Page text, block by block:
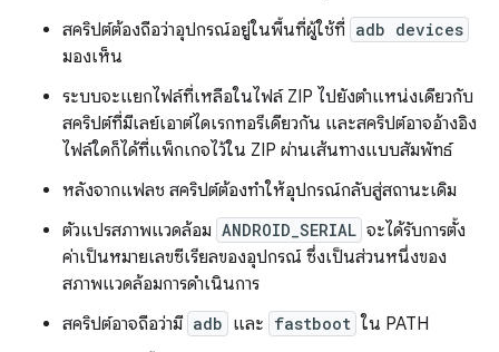
สคริปต์ต้องถือว่าอุปกรณ์อยู่ในพื้นที่ผู้ใช้ที่ adb devices
มองเห็น
ระบบจะแยกไฟล์ที่เหลือในไฟล์ ZIP ไปยังตำแหน่งเดียวกับ
สคริปต์ที่มีเลย์เอาต์ไดเรกทอรีเดียวกัน และสคริปต์อาจอ้างอิง
ไฟล์ใดก็ได้ที่แพ็กเกจไว้ใน ZIP ผ่านเส้นทางแบบสัมพัทธ์
หลังจากแฟลช สคริปต์ต้องทำให้อุปกรณ์กลับสู่สถานะเดิม
ตัวแปรสภาพแวดล้อม ANDROID_SERIAL จะได้รับการตั้ง
ค่าเป็นหมายเลขซีเรียลของอุปกรณ์ ซึ่งเป็นส่วนหนึ่งของ
สภาพแวดล้อมการดำเนินการ
สคริปต์อาจถือว่ามี adb และ fastboot ใน PATH